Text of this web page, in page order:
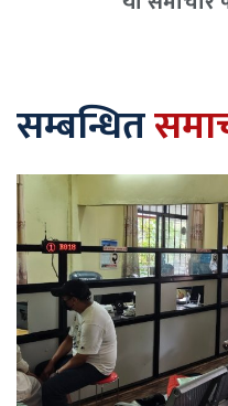
सम्बन्धित